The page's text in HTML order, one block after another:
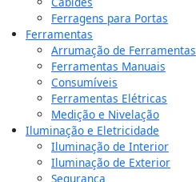
Ferragens para Portas
Ferramentas
Arrumação de Ferramentas
Ferramentas Manuais
Consumíveis
Ferramentas Elétricas
Medição e Nivelação
Iluminação e Eletricidade
Iluminação de Interior
Iluminação de Exterior
Segurança